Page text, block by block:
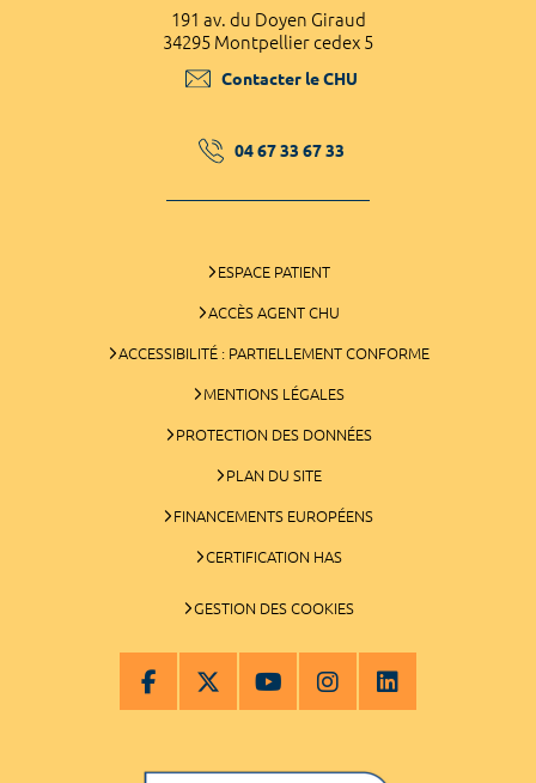
191 av. du Doyen Giraud
34295 Montpellier cedex 5
Contacter le CHU
04 67 33 67 33
ESPACE PATIENT
ACCÈS AGENT CHU
ACCESSIBILITÉ : PARTIELLEMENT CONFORME
MENTIONS LÉGALES
PROTECTION DES DONNÉES
PLAN DU SITE
FINANCEMENTS EUROPÉENS
CERTIFICATION HAS
GESTION DES COOKIES